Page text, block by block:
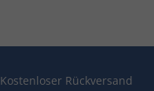
Kostenloser Rückversand